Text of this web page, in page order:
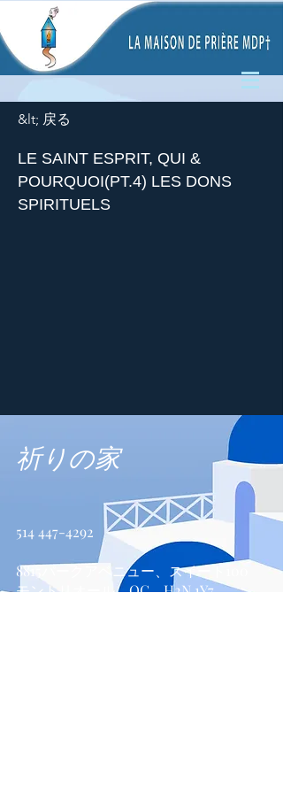
&lt; 戻る
LE SAINT ESPRIT, QUI &
POURQUOI(PT.4) LES DONS
SPIRITUELS
祈りの家
514 447-4292
8815パークアベニュー、スイート100
モントリオール、QC、H2N 1Y7